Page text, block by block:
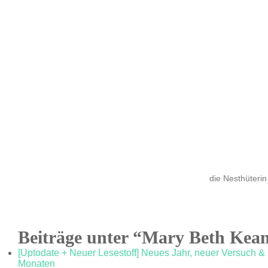
die Nesthüterin
Beiträge unter “Mary Beth
[Uptodate + Neuer Lesestoff] Neues Jahr, neuer Versuch
Monaten